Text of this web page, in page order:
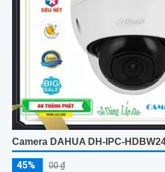
Camera DAHUA DH-IPC-
45% 00 ₫